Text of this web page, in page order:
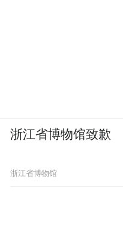
浙江省博物馆致歉
浙江省博物馆